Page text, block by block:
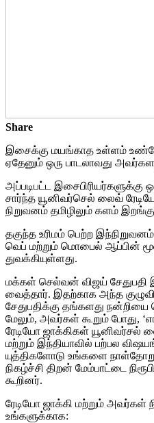
Share
இசைக்கு மயங்காத உள்ளம்
ஏதேனும் ஒரு பாடலாவது
அப்படிபட்ட
சார்ந்த யூனிவர்செல் லைவ்
நிறுவனம் தமிழிலும் களம்
தகுந்த உரிமம் பெற்ற
வெப் மற்றும் மொபைல் ஆப்பின்
துவக்கியுள்ளது.
மக்கள் செல்வன் விஜய் சேதுபதி
வைத்தார். இதற்காக அந்த
சேதுபதிக்கு தங்களது
மேலும், அவர்கள் கூறும் போது,
ரேடியோ ஜாக்கிகள் யூனிவர்சல்
மற்றும் இந்தியாவில் பற்பல
யுத்திகளோடு உங்களை
நிகழ்ச்சி திறன் மேம்பாட்டை
கூறினர்.
ரேடியோ ஜாக்கி மற்றும் அவர்கள்
உங்களுக்காக: